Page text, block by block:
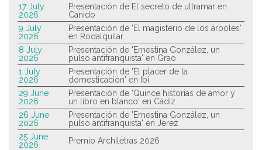
17 July
2026
Presentación de El secreto de ultramar en
Canido
9 July
2026
Presentación de 'El magisterio de los árboles'
en Rodalquilar
8 July
2026
Presentación de 'Ernestina González, un
pulso antifranquista' en Grao
1 July
2026
Presentación de 'El placer de la
domesticación' en Ibi
29 June
2026
Presentación de 'Quince historias de amor y
un libro en blanco' en Cádiz
26 June
2026
Presentación de 'Ernestina González, un
pulso antifranquista' en Jerez
25 June
2026
Premio Archiletras 2026